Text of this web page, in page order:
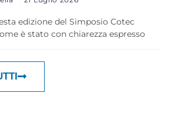
edizione del Simposio Cotec
è stato con chiarezza espresso